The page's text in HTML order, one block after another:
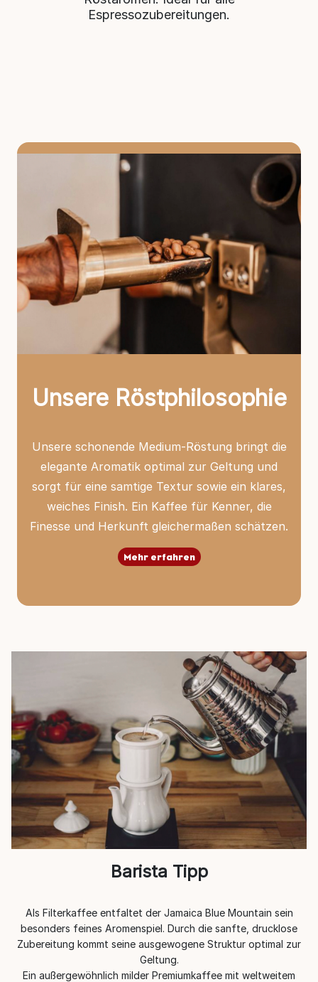
Espressozubereitungen.
Unsere Röstphilosophie
Unsere schonende Medium-Röstung bringt die
elegante Aromatik optimal zur Geltung und
sorgt für eine samtige Textur sowie ein klares,
weiches Finish. Ein Kaffee für Kenner, die
Finesse und Herkunft gleichermaßen schätzen.
Mehr erfahren
Barista Tipp
Als Filterkaffee entfaltet der Jamaica Blue Mountain sein
besonders feines Aromenspiel. Durch die sanfte, drucklose
Zubereitung kommt seine ausgewogene Struktur optimal zur
Geltung.
Ein außergewöhnlich milder Premiumkaffee mit weltweitem